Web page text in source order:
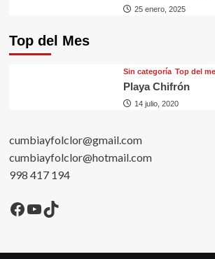
25 enero, 2025
Top del Mes
Sin categorí­a Top del
Playa Chifrón
14 julio, 2020
cumbiayfolclor@gmail.com
cumbiayfolclor@hotmail.com
998 417 194
Facebook
YouTube
TikTok